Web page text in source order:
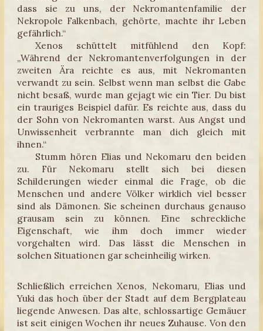
dass sie zu uns, der Nekromantenfamilie der
Nekropole Falkenbach, gehörte, machte ihr Leben
gefährlich.“
Xenos schüttelt mitfühlend den Kopf:
„Während der Nekromantenverfolgungen in der
zweiten Ära reichte es aus, mit Nekromanten
verwandt zu sein. Selbst wenn man selbst die Gabe
nicht besaß, wurde man gejagt wie ein Tier. Du bist
ein trauriges Beispiel dafür. Es reichte aus, dass du
der Sohn von Nekromanten warst. Aus Angst und
Unwissenheit verbrannte man dich gleich mit
ihnen.“
Stumm hören Elias und Nekomaru den beiden
zu. Für Nekomaru stellt sich bei diesen
Schilderungen wieder einmal die Frage, ob die
Menschen und andere Völker wirklich viel besser
sind als Dämonen. Sie scheinen durchaus genauso
grausam sein zu können. Eine schreckliche
Eigenschaft, wie ihm doch immer wieder
vorgehalten wird. Das lässt die Menschen in
solchen Situationen gar scheinheilig wirken.
Schließlich erreichen Xenos, Nekomaru, Elias und
Yuki das hoch über der Stadt auf dem Bergplateau
liegende Anwesen. Das alte, schlossartige Gemäuer
ist seit einigen Wochen ihr neues Zuhause. Von den